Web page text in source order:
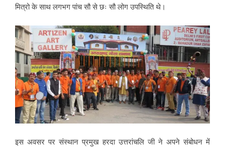
मित्रो के साथ लगभग पांच सौ से छः सौ लोग उपस्थिति थे।
इस अवसर पर संस्थान प्रमुख हरदा उत्तरांचलि जी ने अपने संबोधन में